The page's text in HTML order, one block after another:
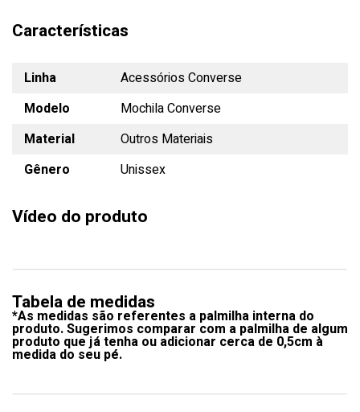
Características
Linha
Acessórios Converse
Modelo
Mochila Converse
Material
Outros Materiais
Gênero
Unissex
Vídeo do produto
Tabela de medidas
*As medidas são referentes a palmilha interna do
produto. Sugerimos comparar com a palmilha de algum
produto que já tenha ou adicionar cerca de 0,5cm à
medida do seu pé.